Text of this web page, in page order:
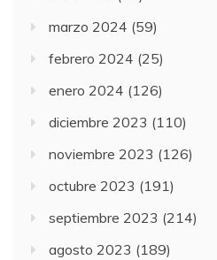
marzo 2024 (59)
febrero 2024 (25)
enero 2024 (126)
diciembre 2023 (110)
noviembre 2023 (126)
octubre 2023 (191)
septiembre 2023 (214)
agosto 2023 (189)